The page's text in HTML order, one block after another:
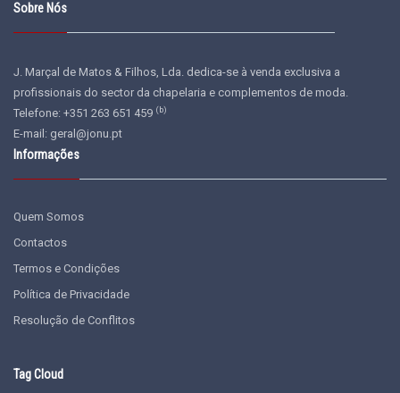
Sobre Nós
J. Marçal de Matos & Filhos, Lda. dedica-se à venda exclusiva a
profissionais do sector da chapelaria e complementos de moda.
Telefone: +351 263 651 459 (b)
E-mail: geral@jonu.pt
Informações
Quem Somos
Contactos
Termos e Condições
Política de Privacidade
Resolução de Conflitos
Tag Cloud